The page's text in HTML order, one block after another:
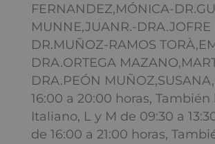
FERNANDEZ,MÓNICA-
MUNNE,JUANR.-DRA.JOFRE
DR.MUÑOZ-RAMOS
DRA.ORTEGA
DRA.PEÓN
16:00 a 20:00 horas, También
Italiano, L y M de 09:30 a
de 16:00 a 21:00 horas,